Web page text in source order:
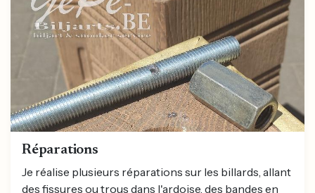
Réparations
Je réalise plusieurs réparations sur les billards, allant
des fissures ou trous dans l'ardoise, des bandes en